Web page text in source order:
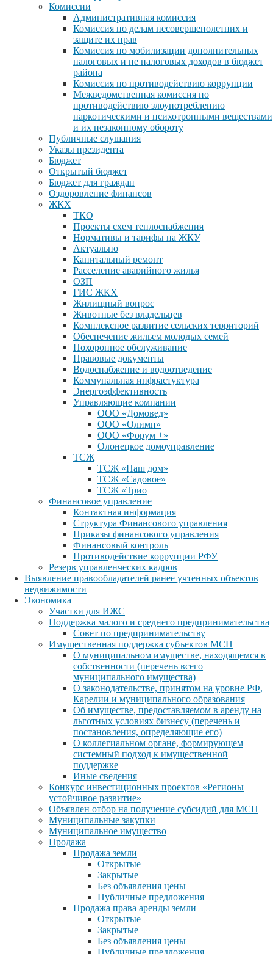
Комиссии
Административная комиссия
Комиссия по делам несовершенолетних и
защите их прав
Комиссия по мобилизации дополнительных
налоговых и не налоговых доходов в бюджет
района
Комиссия по противодействию коррупции
Межведомственная комиссия по
противодействию злоупотреблению
наркотическими и психотропными веществами
и их незаконному обороту
Публичные слушания
Указы президента
Бюджет
Открытый бюджет
Бюджет для граждан
Оздоровление финансов
ЖКХ
ТКО
Проекты схем теплоснабжения
Нормативы и тарифы на ЖКУ
Актуально
Капитальный ремонт
Расселение аварийного жилья
ОЗП
ГИС ЖКХ
Жилищный вопрос
Животные без владельцев
Комплексное развитие сельских территорий
Обеспечение жильем молодых семей
Похоронное обслуживание
Правовые документы
Водоснабжение и водоотведение
Коммунальная инфрастуктура
Энергоэффективность
Управляющие компании
ООО «Домовед»
ООО «Олимп»
ООО «Форум +»
Олонецкое домоуправление
ТСЖ
ТСЖ «Наш дом»
ТСЖ «Садовое»
ТСЖ «Трио
Финансовое управление
Контактная информация
Структура Финансового управления
Приказы финансового управления
Финансовый контроль
Противодействие коррупции РФУ
Резерв управленческих кадров
Выявление правообладателей ранее учтенных объектов
недвижимости
Экономика
Участки для ИЖС
Поддержка малого и среднего предпринимательства
Совет по предпринимательству
Имущественная поддержка субъектов МСП
О муниципальном имуществе, находящемся в
собственности (перечень всего
муниципального имущества)
О законодательстве, принятом на уровне РФ,
Карелии и муниципального образования
Об имуществе, предоставляемом в аренду на
льготных условиях бизнесу (перечень и
постановления, определяющие его)
О коллегиальном органе, формирующем
системный подход к имущественной
поддержке
Иные сведения
Конкурс инвестиционных проектов «Регионы
устойчивое развитие»
Объявлен отбор на получение субсидий для МСП
Муниципальные закупки
Муниципальное имущество
Продажа
Продажа земли
Открытые
Закрытые
Без объявления цены
Публичные предложения
Продажа права аренды земли
Открытые
Закрытые
Без объявления цены